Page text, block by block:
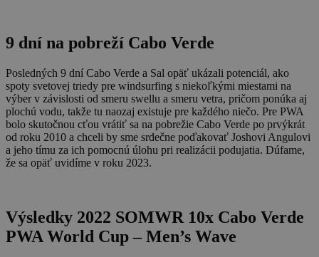
9 dní na pobreží Cabo Verde
Posledných 9 dní Cabo Verde a Sal opäť ukázali potenciál, ako
spoty svetovej triedy pre windsurfing s niekoľkými miestami na
výber v závislosti od smeru swellu a smeru vetra, pričom ponúka aj
plochú vodu, takže tu naozaj existuje pre každého niečo. Pre PWA
bolo skutočnou cťou vrátiť sa na pobrežie Cabo Verde po prvýkrát
od roku 2010 a chceli by sme srdečne poďakovať Joshovi Angulovi
a jeho tímu za ich pomocnú úlohu pri realizácii podujatia. Dúfame,
že sa opäť uvidíme v roku 2023.
Výsledky 2022 SOMWR 10x Cabo Verde
PWA World Cup – Men’s Wave